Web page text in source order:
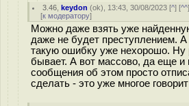
3.46 ,keydon (ok), 13:43, 30/08/2023 [^] [^^
[к модератору]
Можно даже взять уже
даже не будет преступлением. А
такую ошибку уже нехорошо. Ну
бывает. А вот массово, да еще и
сообщения об этом просто
сделать - это уже многое